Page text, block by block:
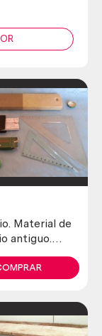
Material de
antiguo.
90. Varias